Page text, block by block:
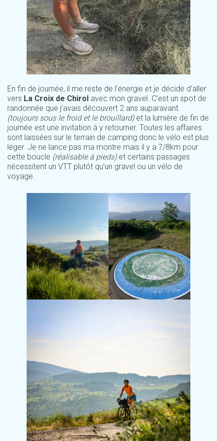
En fin de journée, il me reste de l’énergie et je décide d’aller
vers La Croix de Chirol avec mon gravel. C’est un spot de
randonnée que j’avais découvert 2 ans auparavant
(toujours sous le froid et le brouillard) et la lumière de fin de
journée est une invitation à y retourner. Toutes les affaires
sont laissées sur le terrain de camping donc le vélo est plus
léger. Je ne lance pas ma montre mais il y a 7/8km pour
cette boucle (réalisable à pieds) et certains passages
nécessitent un VTT plutôt qu’un gravel ou un vélo de
voyage.